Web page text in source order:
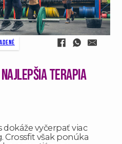
terapia
dokáže vyčerpať viac
Crossfit však ponúka